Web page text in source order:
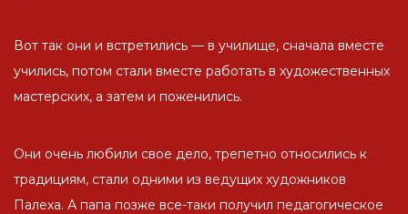
Вот так они и встретились — в училище, сначала вместе
учились, потом стали вместе работать в художественных
мастерских, а затем и поженились.
Они очень любили свое дело, трепетно относились к
традициям, стали одними из ведущих художников
Палеха. А папа позже все-таки получил педагогическое